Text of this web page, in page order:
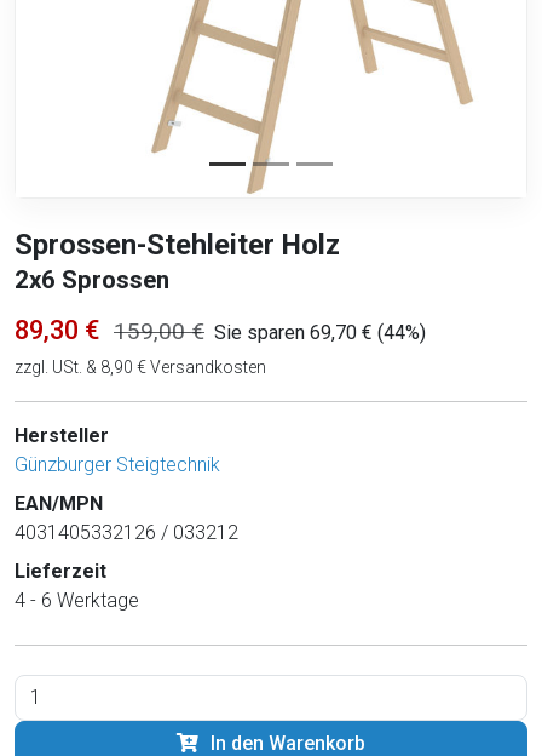
Sprossen-Stehleiter Holz
2x6 Sprossen
89,30 € 159,00 € Sie sparen 69,70 € (44%)
zzgl. USt. & 8,90 € Versandkosten
Hersteller
Günzburger Steigtechnik
EAN/MPN
4031405332126 / 033212
Lieferzeit
4 - 6 Werktage
In den Warenkorb